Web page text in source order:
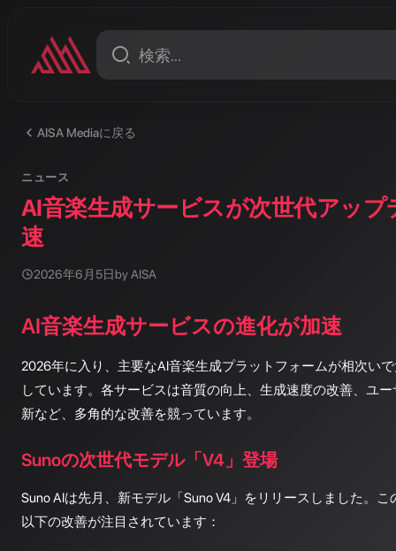
AISA Mediaに戻る
ニュース
AI音楽生成サービスが次世代アップ
速
2026年6月5日 by AISA
AI音楽生成サービスの進化が加速
2026年に入り、主要なAI音楽生成プラットフォームが相次い
しています。各サービスは音質の向上、生成速度の改善、ユ
新など、多角的な改善を競っています。
Sunoの次世代モデル「V4」登場
Suno AIは先月、新モデル「Suno V4」をリリースしました。
以下の改善が注目されています：